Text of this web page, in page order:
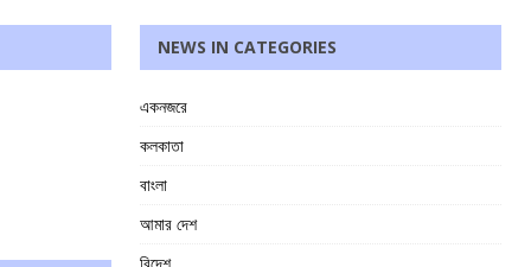
NEWS IN CATEGORIES
একনজরে
কলকাতা
বাংলা
আমার দেশ